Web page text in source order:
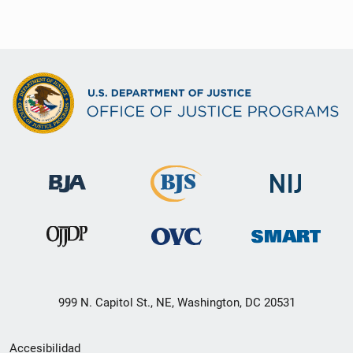
999 N. Capitol St., NE, Washington, DC 20531
Menú
Accesibilidad